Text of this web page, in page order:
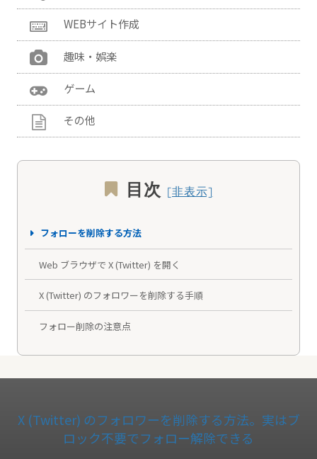
WEBサイト作成
趣味・娯楽
ゲーム
その他
目次
フォローを削除する方法
Web ブラウザで X (Twitter) を開く
X (Twitter) のフォロワーを削除する手順
フォロー削除の注意点
X (Twitter) のフォロワーを削除する方法。実はブ
ロック不要でフォロー解除できる